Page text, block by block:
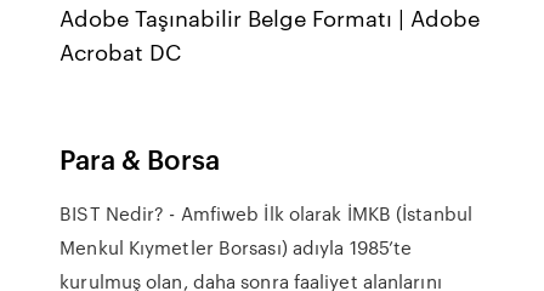
Adobe Taşınabilir Belge Formatı | Adobe
Acrobat DC
Para & Borsa
BIST Nedir? - Amfiweb İlk olarak İMKB (İstanbul
Menkul Kıymetler Borsası) adıyla 1985’te
kurulmuş olan, daha sonra faaliyet alanlarını